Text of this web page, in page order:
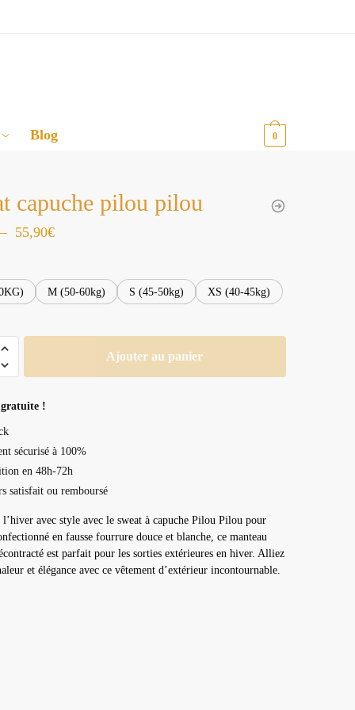
Blog 0
capuche pilou pilou
– 55,90€Plage
prix :
45,90€
M (50-60kg) S (45-50kg) XS (40-45kg)
Ajouter au panier
!
sécurisé à 100%
en 48h-72h
satisfait ou remboursé
l’hiver avec style avec le sweat à capuche Pilou Pilou pour
en fausse fourrure douce et blanche, ce manteau
est parfait pour les sorties extérieures en hiver. Alliez
et élégance avec ce vêtement d’extérieur incontournable.